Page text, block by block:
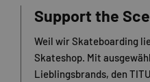
Support the
Weil wir Skateboarding
Skateshop. Mit
Lieblingsbrands, den